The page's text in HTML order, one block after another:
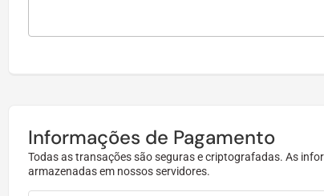
Informações de Pagamento
Todas as transações são seguras e criptografadas. As
armazenadas em nossos servidores.